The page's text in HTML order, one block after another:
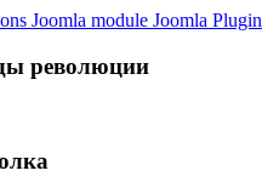
Joomla module Joomla Plugin
революции